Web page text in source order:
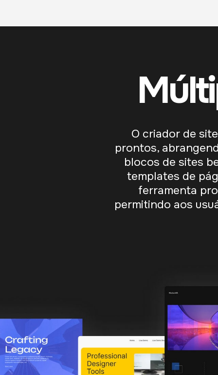
O criador de
prontos,
blocos de sites
templates de
ferramenta
permitindo aos